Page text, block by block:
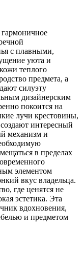
гармоничное
с плавными,
уюта и
теплого
предмета, а
силуэту
дизайнерским
покоится на
лучи крестовины,
интересный
механизм и
в пределах
элементом
вкус владельца.
где ценятся не
эстетика. Эта
вдохновения,
и предметом